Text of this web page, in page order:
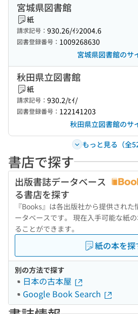
宮城県図書館
紙
請求記号： 930.26/ｲｼ2004.6
図書登録番号： 1009268630
宮城県図書館のサ
秋田県立図書館
紙
請求記号： 930.2/ﾋｲ/
図書登録番号： 122141203
秋田県立図書館のサ
もっと見る（全
書店で探す
出版書誌データベース
る書店を探す
『Books』は各出版社から提供され
ータベースです。 現在入手可能な紙
ることができます。
紙の本を探
別の方法で探す
日本の古本屋
Google Book Search